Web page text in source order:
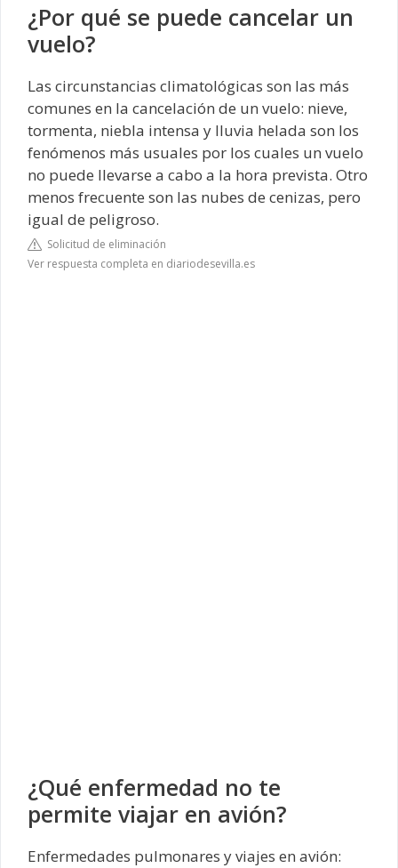
¿Por qué se puede cancelar un
vuelo?
Las circunstancias climatológicas son las más
comunes en la cancelación de un vuelo: nieve,
tormenta, niebla intensa y lluvia helada son los
fenómenos más usuales por los cuales un vuelo
no puede llevarse a cabo a la hora prevista. Otro
menos frecuente son las nubes de cenizas, pero
igual de peligroso.
Solicitud de eliminación
Ver respuesta completa en diariodesevilla.es
¿Qué enfermedad no te
permite viajar en avión?
Enfermedades pulmonares y viajes en avión: